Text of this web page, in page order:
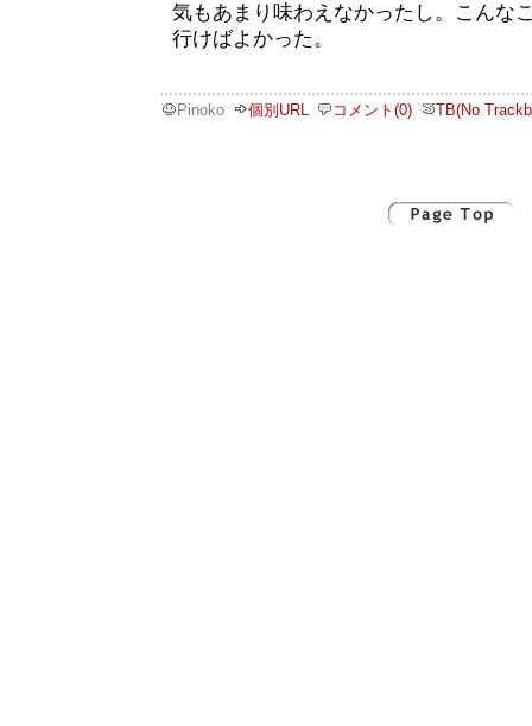
気もあまり味わえなかったし。こんな
行けばよかった。
Pinoko 個別URL コメント(0) TB(No